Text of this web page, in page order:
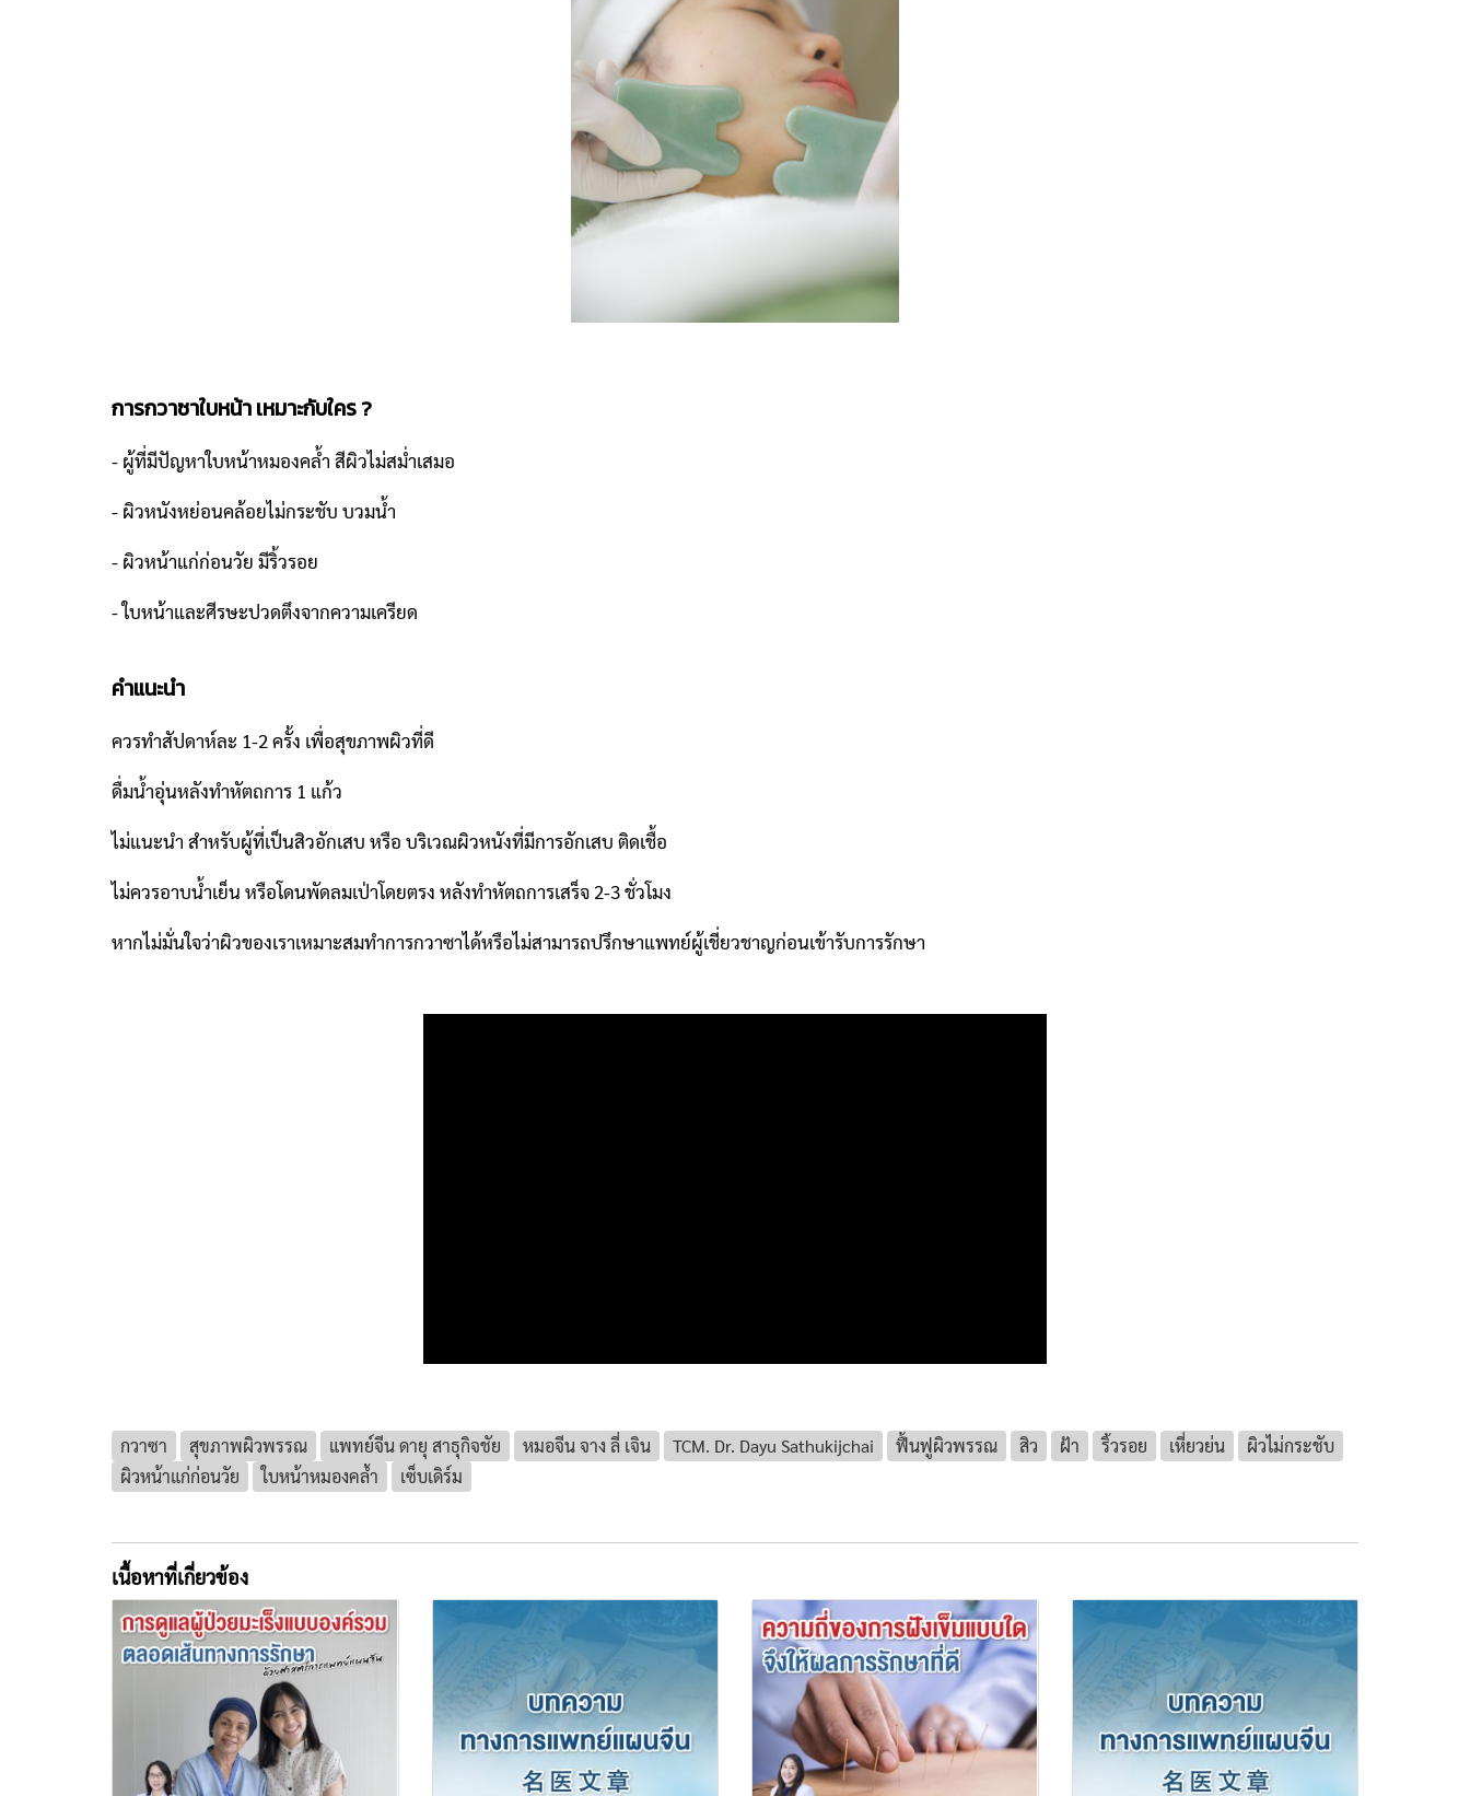
การกวาซาใบหน้า เหมาะกับใคร ?
- ผู้ที่มีปัญหาใบหน้าหมองคล้ำ สีผิวไม่สม่ำเสมอ
- ผิวหนังหย่อนคล้อยไม่กระชับ บวมน้ำ
- ผิวหน้าแก่ก่อนวัย มีริ้วรอย
- ใบหน้าและศีรษะปวดตึงจากความเครียด
คำแนะนำ
ควรทำสัปดาห์ละ 1-2 ครั้ง เพื่อสุขภาพผิวที่ดี
ดื่มน้ำอุ่นหลังทำหัตถการ 1 แก้ว
ไม่แนะนำ สำหรับผู้ที่เป็นสิวอักเสบ หรือ บริเวณผิวหนังที่มีการอักเสบ ติดเชื้อ
ไม่ควรอาบน้ำเย็น หรือโดนพัดลมเป่าโดยตรง หลังทำหัตถการเสร็จ 2-3 ชั่วโมง
หากไม่มั่นใจว่าผิวของเราเหมาะสมทำการกวาซาได้หรือไม่สามารถปรึกษาแพทย์ผู้เชี่ยวชาญก่อนเข้ารับการรักษา
กวาซา สุขภาพผิวพรรณ แพทย์จีน ดายุ สาธุกิจชัย หมอจีน จาง ลี่ เจิน TCM. Dr. Dayu Sathukijchai ฟื้นฟูผิวพรรณ สิว ฝ้า ริ้วรอย เหี่ยวย่น
ผิวไม่กระชับ
ผิวหน้าแก่ก่อนวัย
ใบหน้าหมองคล้ำ เซ็บเดิร์ม
เนื้อหาที่เกี่ยวข้อง